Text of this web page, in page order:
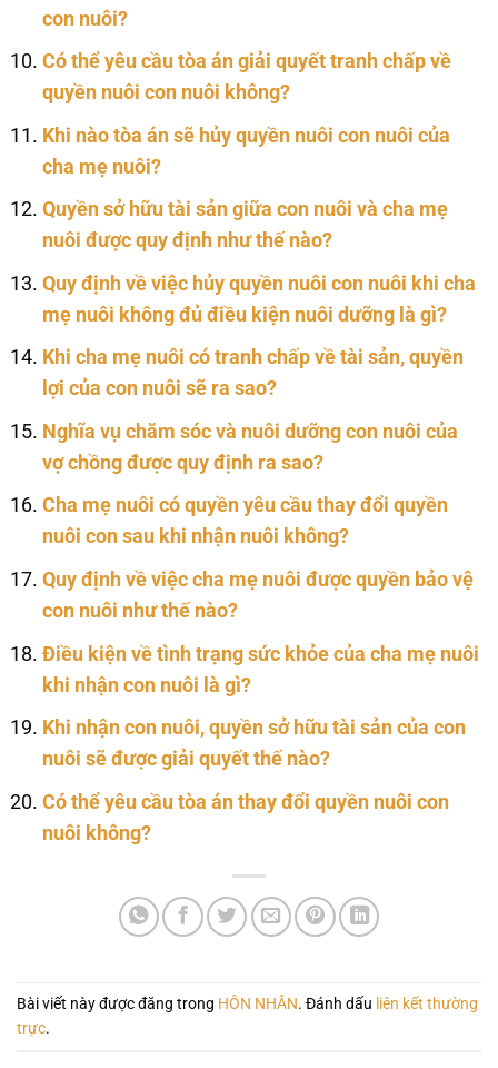
con nuôi?
Có thể yêu cầu tòa án giải quyết tranh chấp về
quyền nuôi con nuôi không?
Khi nào tòa án sẽ hủy quyền nuôi con nuôi của
cha mẹ nuôi?
Quyền sở hữu tài sản giữa con nuôi và cha mẹ
nuôi được quy định như thế nào?
Quy định về việc hủy quyền nuôi con nuôi khi cha
mẹ nuôi không đủ điều kiện nuôi dưỡng là gì?
Khi cha mẹ nuôi có tranh chấp về tài sản, quyền
lợi của con nuôi sẽ ra sao?
Nghĩa vụ chăm sóc và nuôi dưỡng con nuôi của
vợ chồng được quy định ra sao?
Cha mẹ nuôi có quyền yêu cầu thay đổi quyền
nuôi con sau khi nhận nuôi không?
Quy định về việc cha mẹ nuôi được quyền bảo vệ
con nuôi như thế nào?
Điều kiện về tình trạng sức khỏe của cha mẹ nuôi
khi nhận con nuôi là gì?
Khi nhận con nuôi, quyền sở hữu tài sản của con
nuôi sẽ được giải quyết thế nào?
Có thể yêu cầu tòa án thay đổi quyền nuôi con
nuôi không?
Bài viết này được đăng trong HÔN NHÂN. Đánh dấu liên kết thường
trực.